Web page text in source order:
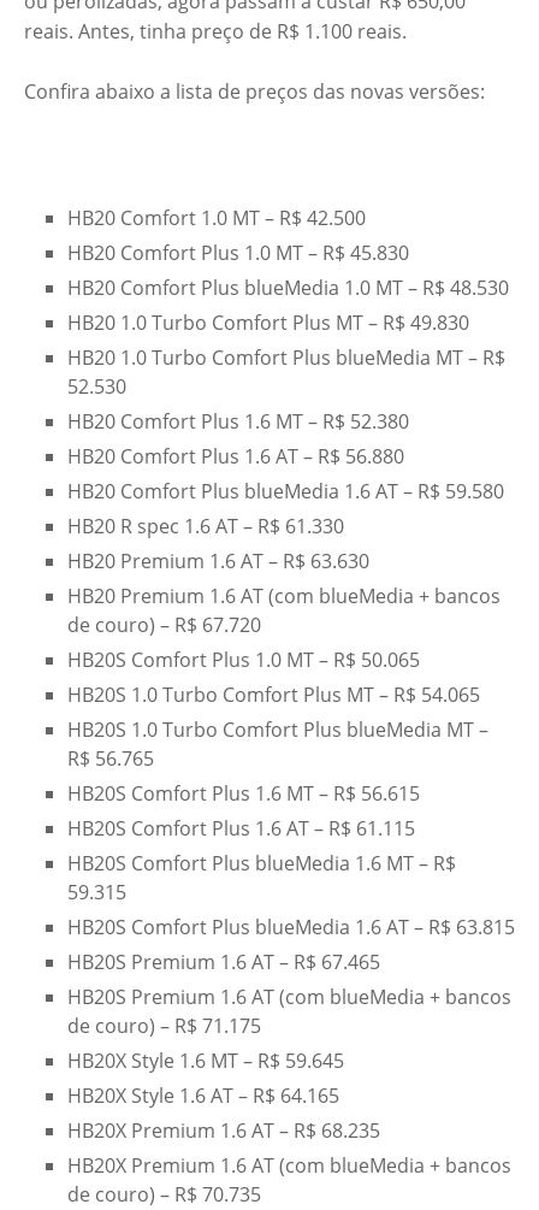
reais. Antes, tinha preço de R$ 1.100 reais.
Confira abaixo a lista de preços das novas versões:
HB20 Comfort 1.0 MT – R$ 42.500
HB20 Comfort Plus 1.0 MT – R$ 45.830
HB20 Comfort Plus blueMedia 1.0 MT – R$ 48.530
HB20 1.0 Turbo Comfort Plus MT – R$ 49.830
HB20 1.0 Turbo Comfort Plus blueMedia MT – R$
52.530
HB20 Comfort Plus 1.6 MT – R$ 52.380
HB20 Comfort Plus 1.6 AT – R$ 56.880
HB20 Comfort Plus blueMedia 1.6 AT – R$ 59.580
HB20 R spec 1.6 AT – R$ 61.330
HB20 Premium 1.6 AT – R$ 63.630
HB20 Premium 1.6 AT (com blueMedia + bancos
de couro) – R$ 67.720
HB20S Comfort Plus 1.0 MT – R$ 50.065
HB20S 1.0 Turbo Comfort Plus MT – R$ 54.065
HB20S 1.0 Turbo Comfort Plus blueMedia MT –
R$ 56.765
HB20S Comfort Plus 1.6 MT – R$ 56.615
HB20S Comfort Plus 1.6 AT – R$ 61.115
HB20S Comfort Plus blueMedia 1.6 MT – R$
59.315
HB20S Comfort Plus blueMedia 1.6 AT – R$ 63.815
HB20S Premium 1.6 AT – R$ 67.465
HB20S Premium 1.6 AT (com blueMedia + bancos
de couro) – R$ 71.175
HB20X Style 1.6 MT – R$ 59.645
HB20X Style 1.6 AT – R$ 64.165
HB20X Premium 1.6 AT – R$ 68.235
HB20X Premium 1.6 AT (com blueMedia + bancos
de couro) – R$ 70.735